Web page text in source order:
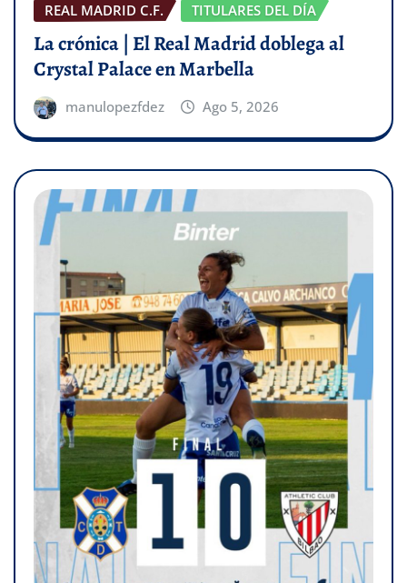
REAL MADRID C.F.
TITULARES DEL DÍA
La crónica | El Real Madrid doblega al
Crystal Palace en Marbella
manulopezfdez Ago 5, 2026